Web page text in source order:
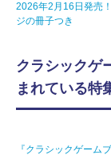
2026年2月16日発売
ジの冊子つき
クラシックゲ
まれている特
『クラシックゲーム